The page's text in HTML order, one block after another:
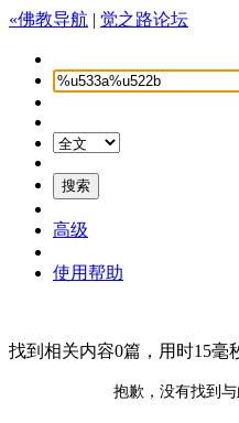
«佛教导航 | 觉之路论坛
高级
使用帮助
找到相关内容0篇，用时15毫
抱歉，没有找到与